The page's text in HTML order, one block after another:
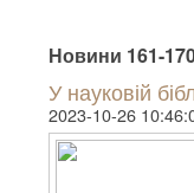
Новини 161-
У науковій
2023-10-26